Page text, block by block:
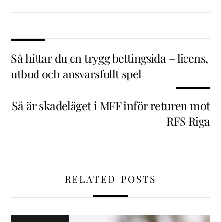
Så hittar du en trygg bettingsida – licens,
utbud och ansvarsfullt spel
Så är skadeläget i MFF inför returen mot
RFS Riga
RELATED POSTS